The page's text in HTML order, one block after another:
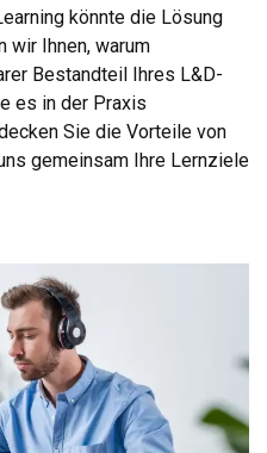
könnte die Lösung
wir Ihnen, warum
Bestandteil Ihres L&D-
es in der Praxis
Sie die Vorteile von
gemeinsam Ihre Lernziele